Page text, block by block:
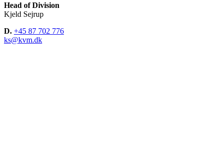
Head of Division
Kjeld Sejrup
D. +45 87 702 776
ks@kvm.dk